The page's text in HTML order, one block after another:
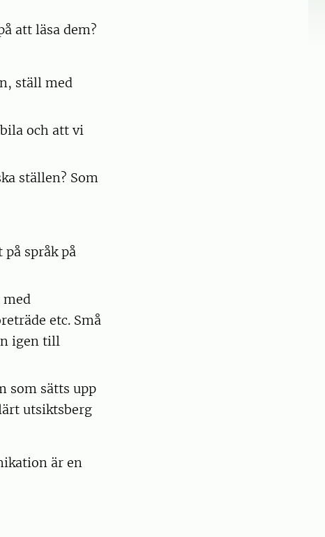
att läsa dem?
ställ med
och att vi
ställen? Som
språk på
med
etc. Små
igen till
som sätts upp
utsiktsberg
är en